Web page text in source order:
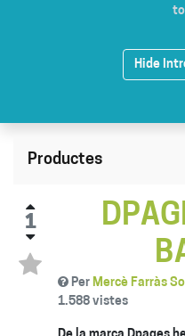
Hide
Productes
1
Per Mercè Farràs
1.588 vistes